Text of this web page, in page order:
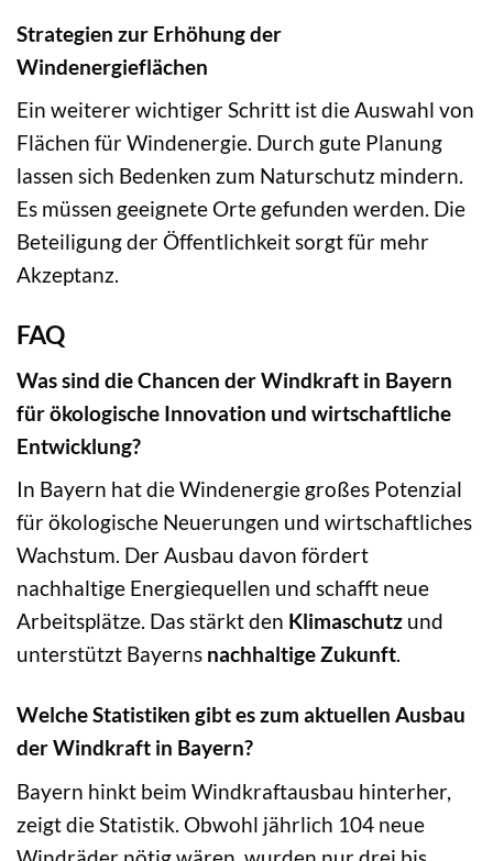
Strategien zur Erhöhung der
Windenergieflächen
Ein weiterer wichtiger Schritt ist die Auswahl von
Flächen für Windenergie. Durch gute Planung
lassen sich Bedenken zum Naturschutz mindern.
Es müssen geeignete Orte gefunden werden. Die
Beteiligung der Öffentlichkeit sorgt für mehr
Akzeptanz.
FAQ
Was sind die Chancen der Windkraft in Bayern
für ökologische Innovation und wirtschaftliche
Entwicklung?
In Bayern hat die Windenergie großes Potenzial
für ökologische Neuerungen und wirtschaftliches
Wachstum. Der Ausbau davon fördert
nachhaltige Energiequellen und schafft neue
Arbeitsplätze. Das stärkt den Klimaschutz und
unterstützt Bayerns nachhaltige Zukunft.
Welche Statistiken gibt es zum aktuellen Ausbau
der Windkraft in Bayern?
Bayern hinkt beim Windkraftausbau hinterher,
zeigt die Statistik. Obwohl jährlich 104 neue